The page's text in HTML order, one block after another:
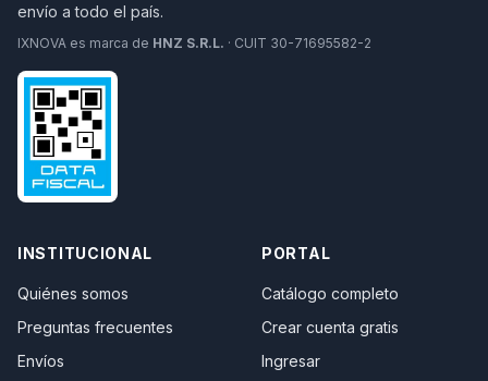
envío a todo el país.
IXNOVA es marca de HNZ S.R.L. · CUIT 30-71695582-2
INSTITUCIONAL
Quiénes somos
Preguntas frecuentes
Envíos
PORTAL
Catálogo completo
Crear cuenta gratis
Ingresar